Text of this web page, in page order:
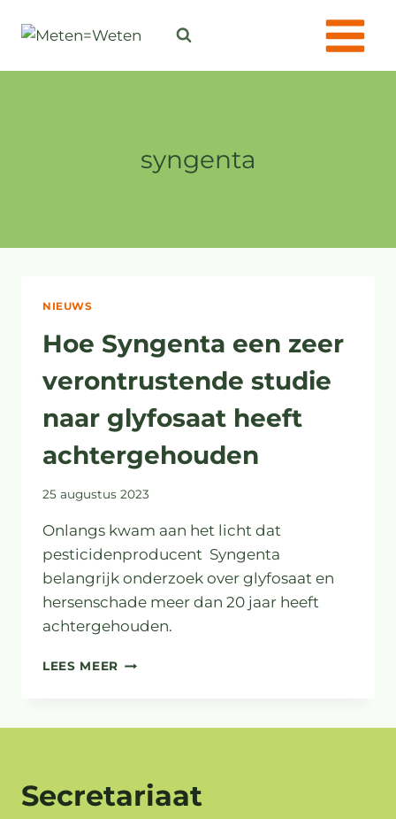
naar
syngenta
NIEUWS
Hoe Syngenta een zeer
verontrustende studie
naar glyfosaat heeft
achtergehouden
25 augustus 2023
Onlangs kwam aan het licht dat
pesticidenproducent Syngenta
belangrijk onderzoek over glyfosaat en
hersenschade meer dan 20 jaar heeft
achtergehouden.
LEES MEER HOE
GLYFOSAAT
HEEFT
Secretariaat